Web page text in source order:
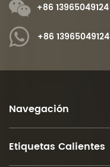
+86 13965049124
+86 13965049124
Navegación
Etiquetas Calientes